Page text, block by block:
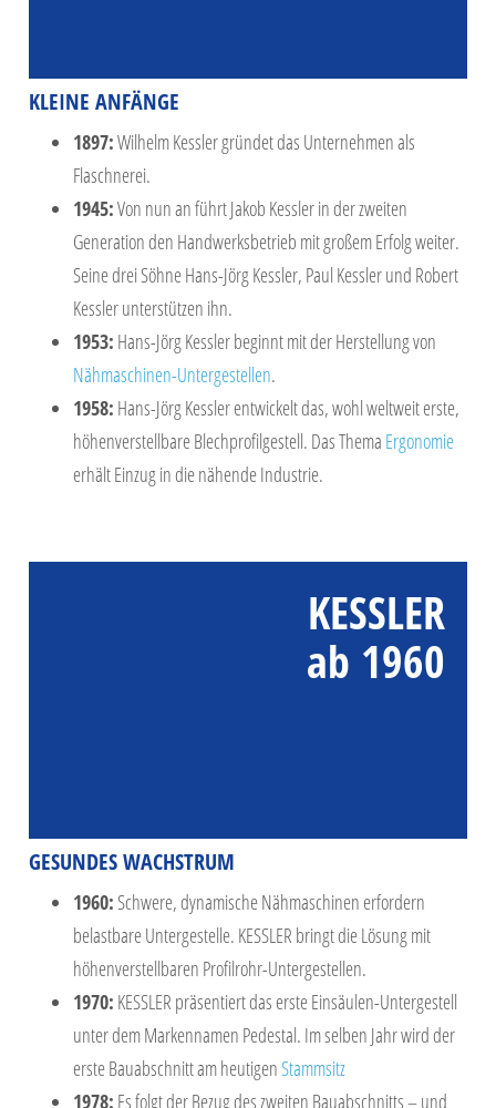
KLEINE ANFÄNGE
1897:Wilhelm Kessler gründet das Unternehmen als
Flaschnerei.
1945:Von nun an führt Jakob Kessler in der zweiten
Generation den Handwerksbetrieb mit großem Erfolg weiter.
Seine drei Söhne Hans-Jörg Kessler, Paul Kessler und Robert
Kessler unterstützen ihn.
1953: Hans-Jörg Kessler beginnt mit der Herstellung von
Nähmaschinen-Untergestellen.
1958: Hans-Jörg Kessler entwickelt das, wohl weltweit erste,
höhenverstellbare Blechprofilgestell. Das Thema Ergonomie
erhält Einzug in die nähende Industrie.
KESSLER
ab 1960
GESUNDES WACHSTRUM
1960:Schwere, dynamische Nähmaschinen erfordern
belastbare Untergestelle. KESSLER bringt die Lösung mit
höhenverstellbaren Profilrohr-Untergestellen.
1970: KESSLER präsentiert das erste Einsäulen-Untergestell
unter dem Markennamen Pedestal. Im selben Jahr wird der
erste Bauabschnitt am heutigenStammsitz
1978: Es folgt der Bezug des zweiten Bauabschnitts – und